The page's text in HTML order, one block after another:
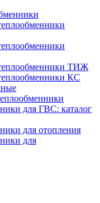
ТИЖ
КC
для ГВС: каталог
для отопления
для